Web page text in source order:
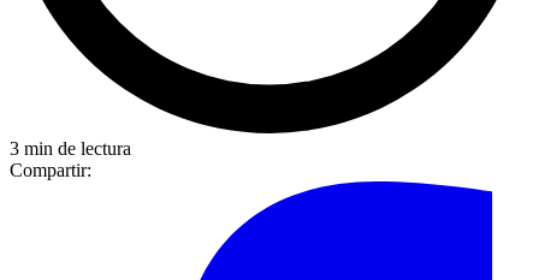
3 min de lectura
Compartir: